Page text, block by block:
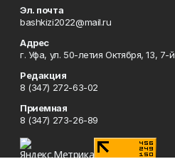
Эл. почта
bashkizi2022@mail.ru
Адрес
г. Уфа, ул. 50-летия Октября, 13, 7-
Редакция
8 (347) 272-63-02
Приемная
8 (347) 273-26-89